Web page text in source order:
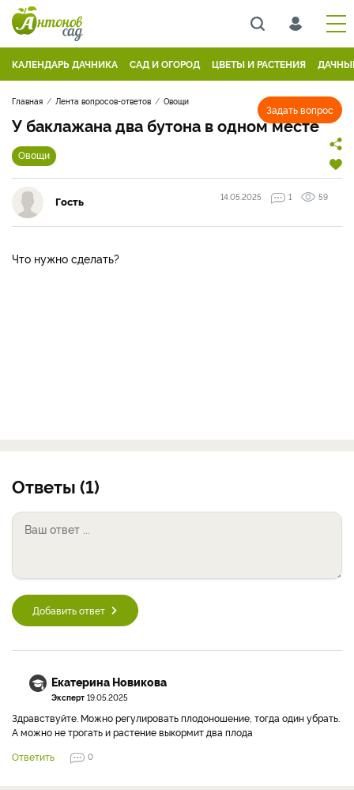
КАЛЕНДАРЬ ДАЧНИКА САД И ОГОРОД ЦВЕТЫ И РАСТЕНИЯ
Задать вопрос
Главная Лента вопросов-ответов Овощи
У баклажана два бутона в одном месте
Овощи
Гость 14.05.2025 1 59
Что нужно сделать?
Ответы (1)
Добавить ответ
Екатерина Новикова
Эксперт 19.05.2025
Здравствуйте. Можно регулировать плодоношение, тогда один убрать.
А можно не трогать и растение выкормит два плода
Ответить
0